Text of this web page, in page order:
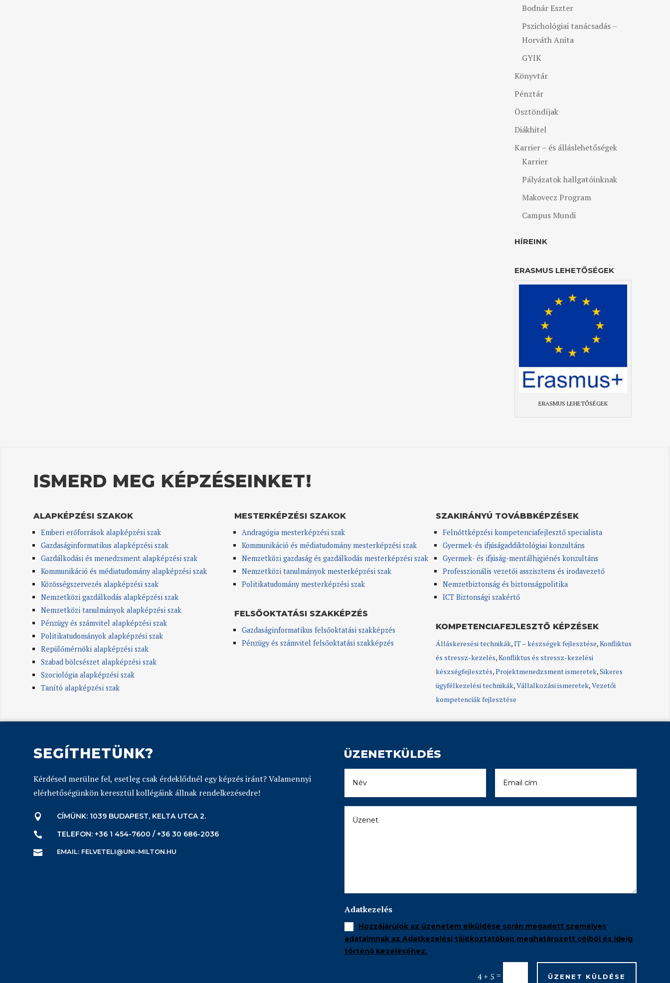
Bodnár Eszter
Pszichológiai tanácsadás –
Horváth Anita
GYIK
Könyvtár
Pénztár
Ösztöndíjak
Diákhitel
Karrier – és álláslehetőségek
Karrier
Pályázatok hallgatóinknak
Makovecz Program
Campus Mundi
HÍREINK
ERASMUS LEHETŐSÉGEK
ERASMUS LEHETŐSÉGEK
ISMERD MEG KÉPZÉSEINKET!
ALAPKÉPZÉSI SZAKOK
Emberi erőforrások alapképzési szak
Gazdaságinformatikus alapképzési szak
Gazdálkodási és menedzsment alapképzési szak
Kommunikáció és médiatudomány alapképzési szak
Közösségszervezés alapképzési szak
Nemzetközi gazdálkodás alapképzési szak
Nemzetközi tanulmányok alapképzési szak
Pénzügy és számvitel alapképzési szak
Politikatudományok alapképzési szak
Repülőmérnöki alapképzési szak
Szabad bölcsészet alapképzési szak
Szociológia alapképzési szak
Tanító alapképzési szak
MESTERKÉPZÉSI SZAKOK
Andragógia mesterképzési szak
Kommunikáció és médiatudomány mesterképzési szak
Nemzetközi gazdaság és gazdálkodás mesterképzési szak
Nemzetközi tanulmányok mesterképzési szak
Politikatudomány mesterképzési szak
FELSŐOKTATÁSI SZAKKÉPZÉS
Gazdaságinformatikus felsőoktatási szakképzés
Pénzügy és számvitel felsőoktatási szakképzés
SZAKIRÁNYÚ TOVÁBBKÉPZÉSEK
Felnőttképzési kompetenciafejlesztő specialista
Gyermek-és ifjúságaddiktológiai konzultáns
Gyermek- és ifjúság-mentálhigiénés konzultáns
Professzionális vezetői asszisztens és irodavezető
Nemzetbiztonság és biztonságpolitika
ICT Biztonsági szakértő
KOMPETENCIAFEJLESZTŐ KÉPZÉSEK
Álláskeresési technikák,IT – készségek fejlesztése,Konfliktus
és stressz-kezelés,Konfliktus és stressz-kezelési
készségfejlesztés,Projektmenedzsment ismeretek,Sikeres
ügyfélkezelési technikák,Vállalkozási ismeretek,Vezetői
kompetenciák fejlesztése
SEGÍTHETÜNK?
Kérdésed merülne fel, esetleg csak érdeklődnél egy képzés iránt? Valamennyi
elérhetőségünkön keresztül kollégáink állnak rendelkezésedre!
 CÍMÜNK: 1039 BUDAPEST, KELTA UTCA 2.
 TELEFON: +36 1 454-7600 / +36 30 686-2036
 EMAIL: FELVETELI@UNI-MILTON.HU
ÜZENETKÜLDÉS
Adatkezelés
Hozzájárulok az üzenetem elküldése során megadott személyes
adataimnak az Adatkezelési tájékoztatóban meghatározott célból és ideig
történő kezeléséhez.
4 + 5 = ÜZENET KÜLDÉSE